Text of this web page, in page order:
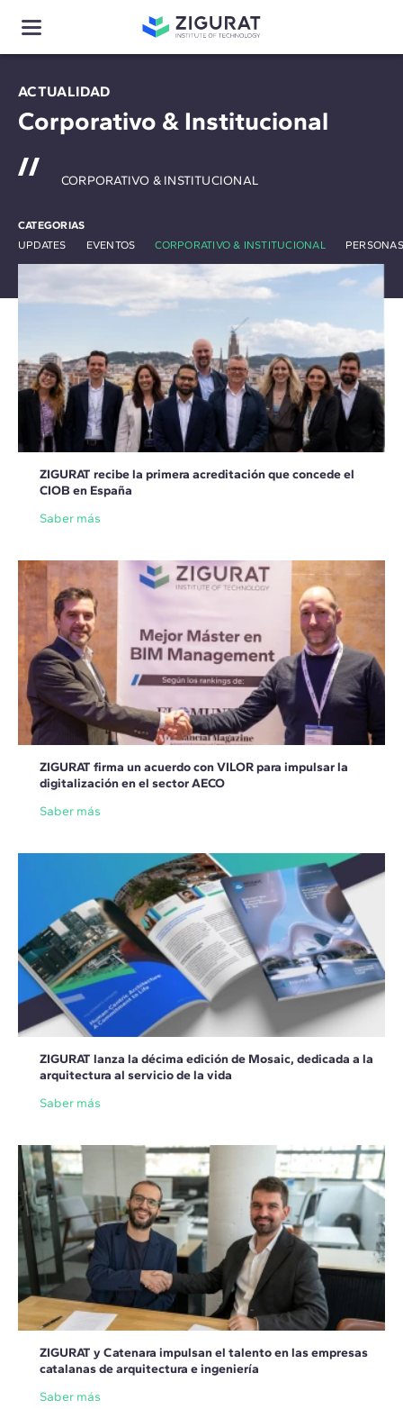
ACTUALIDAD
Corporativo & Institucional
CATEGORIAS
UPDATES
EVENTOS CORPORATIVO & INSTITUCIONAL
CORPORATIVO & INSTITUCIONAL
ZIGURAT recibe la primera acreditación que concede el
CIOB en España
Saber más
ZIGURAT firma un acuerdo con VILOR para impulsar la
digitalización en el sector AECO
Saber más
ZIGURAT lanza la décima edición de Mosaic, dedicada a la
arquitectura al servicio de la vida
Saber más
ZIGURAT y Catenara impulsan el talento en las empresas
catalanas de arquitectura e ingeniería
Saber más